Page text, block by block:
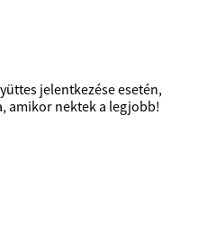
jelentkezése esetén,
amikor nektek a legjobb!